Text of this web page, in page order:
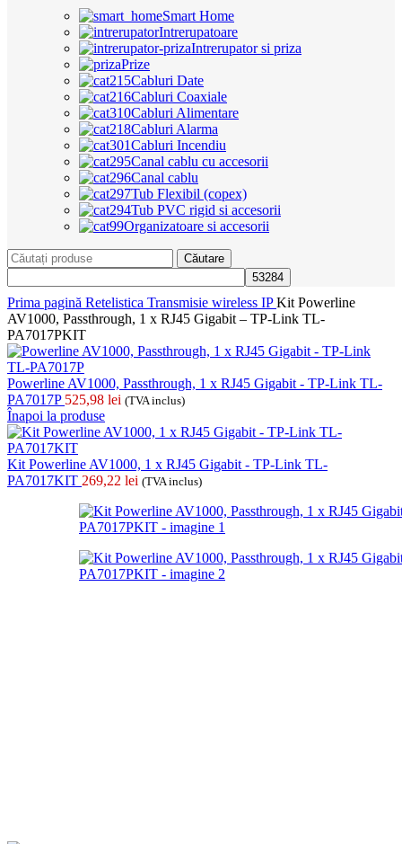
Smart Home
Intrerupatoare
Intrerupator si priza
Prize
Cabluri Date
Cabluri Coaxiale
Cabluri Alimentare
Cabluri Alarma
Cabluri Incendiu
Canal cablu cu accesorii
Canal cablu
Tub Flexibil (copex)
Tub PVC rigid si accesorii
Organizatoare si accesorii
Căutare
Prima pagină Retelistica Transmisie wireless IPKit Powerline
AV1000, Passthrough, 1 x RJ45 Gigabit – TP-Link TL-
PA7017PKIT
Powerline AV1000, Passthrough, 1 x RJ45 Gigabit - TP-Link TL-
PA7017P 525,98 lei (TVA inclus)
Înapoi la produse
Kit Powerline AV1000, 1 x RJ45 Gigabit - TP-Link TL-
PA7017KIT 269,22 lei (TVA inclus)